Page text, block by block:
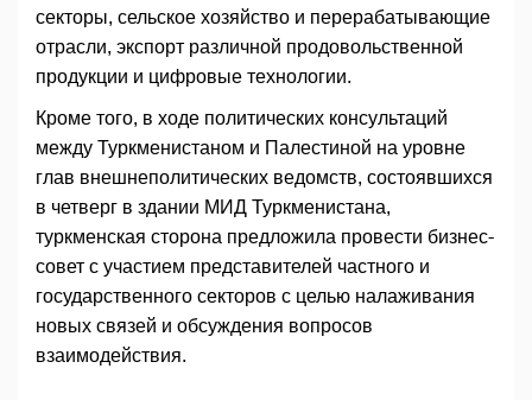
секторы, сельское хозяйство и перерабатывающие
отрасли, экспорт различной продовольственной
продукции и цифровые технологии.
Кроме того, в ходе политических консультаций
между Туркменистаном и Палестиной на уровне
глав внешнеполитических ведомств, состоявшихся
в четверг в здании МИД Туркменистана,
туркменская сторона предложила провести бизнес-
совет с участием представителей частного и
государственного секторов с целью налаживания
новых связей и обсуждения вопросов
взаимодействия.